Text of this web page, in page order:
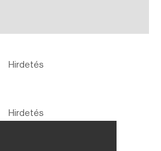
Hirdetés
Hirdetés